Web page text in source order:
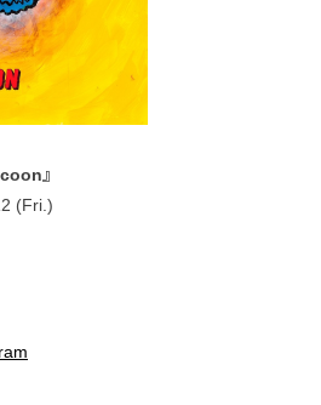
』
(Fri.)